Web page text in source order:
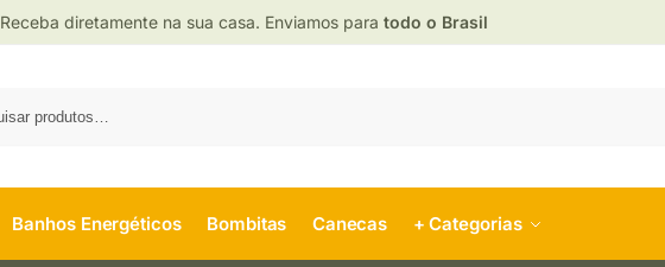
Receba diretamente na sua casa. Enviamos para todo o Brasil
Banhos Energéticos Bombitas Canecas + Categorias